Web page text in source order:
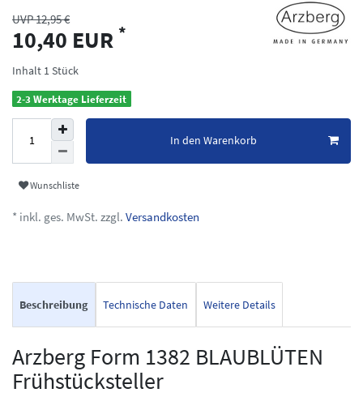
UVP 12,95 €
10,40 EUR *
Inhalt 1 Stück
2-3 Werktage Lieferzeit
In den Warenkorb
Wunschliste
* inkl. ges. MwSt. zzgl. Versandkosten
Beschreibung Technische Daten Weitere Details
Arzberg Form 1382 BLAUBLÜTEN
Frühstücksteller